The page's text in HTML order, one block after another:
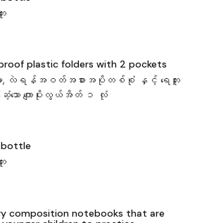
plastic folders with 2 pockets
ား, လဲရန်အဝတ်အစားအပိုတစ်စုံ‌ နှင့် ရေဘူး
ော ‌ကျောပိုးလွယ်အိတ် ၁ လုံ
bottle
composition notebooks that are